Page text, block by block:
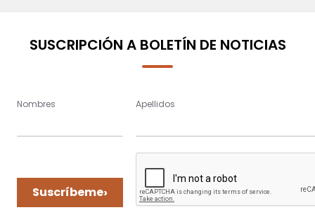
SUSCRIPCIÓN A BOLETÍN DE NOTICIAS
Nombres Apellidos
Suscríbeme›